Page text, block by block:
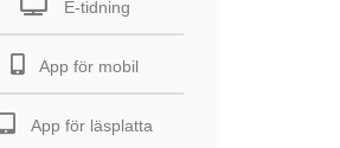
E-tidning
App för mobil
App för läsplatta